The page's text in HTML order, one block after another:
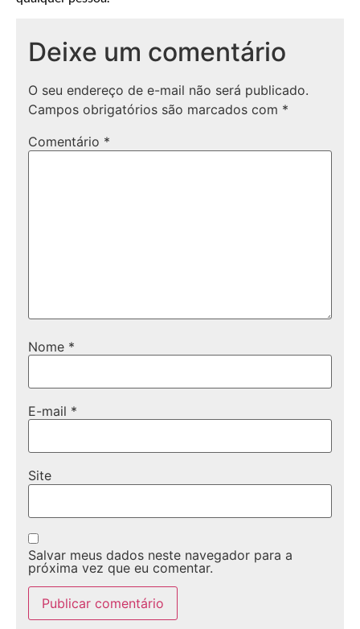
Deixe um comentário
O seu endereço de e-mail não será publicado.
Campos obrigatórios são marcados com *
Comentário *
Nome *
E-mail *
Site
Salvar meus dados neste navegador para a
próxima vez que eu comentar.